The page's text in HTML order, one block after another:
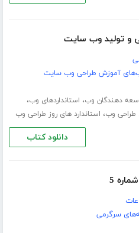
و تولید وب سایت
آموزش طراحی وب سایت
دهندگان وب، استانداردهای وب،
طراحی وب، استاندارد های روز طراحی وب
دانلود کتاب
5
سرگرمی